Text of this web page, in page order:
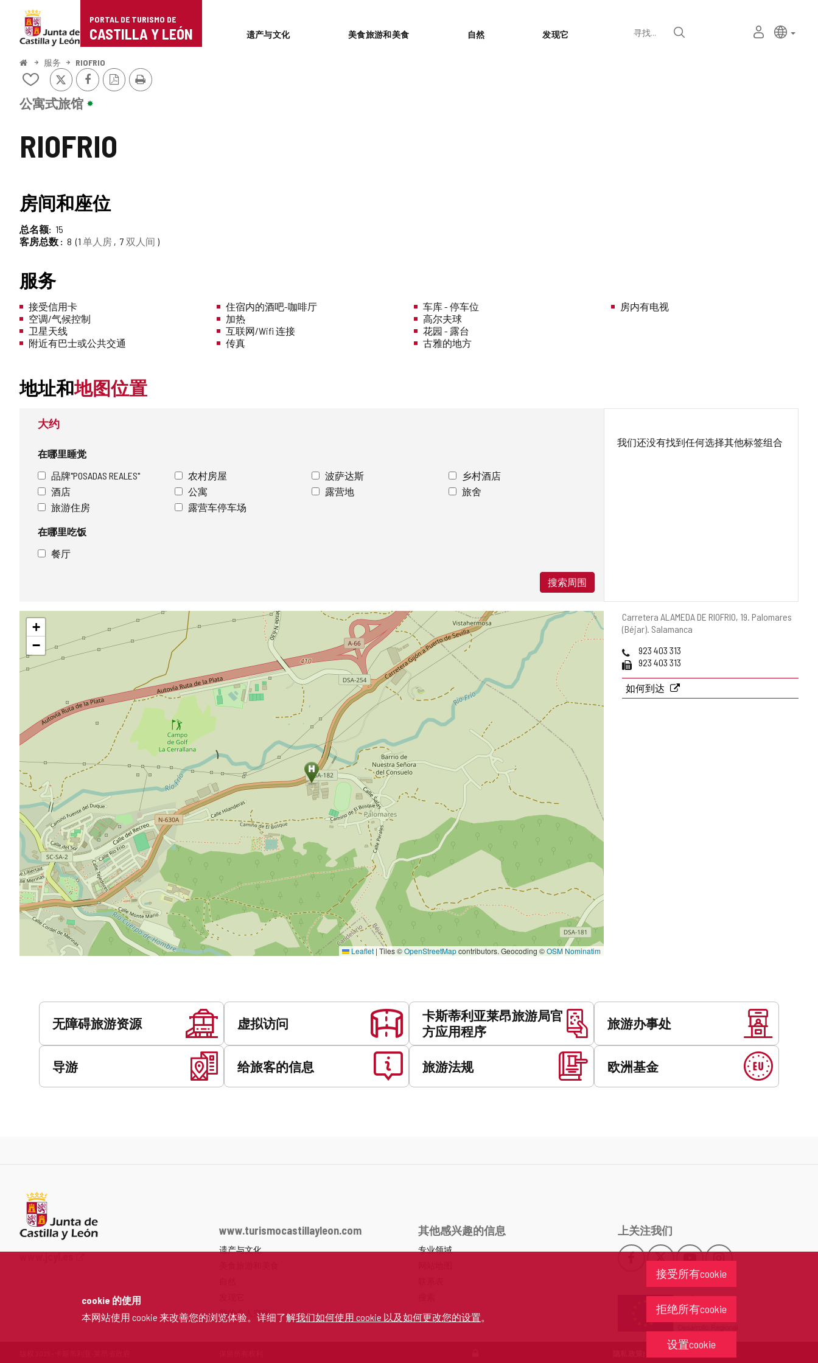
cookie 的使用
本网站使用 cookie 来改善您的浏览体验。详细了解我们如何使用 cookie 以及如何更改您的设置。
接受所有cookie
拒绝所有cookie
设置cookie
Portal
de
Turismo
Castilla
León
PORTAL DE TURISMO DE
CASTILLA Y LEÓN 遗产与文化 美食旅游和美食 自然 发现它 寻找
语
言
主动语
中文
开
始
服务 RIOFRIO
RIOFRIO
从
的
笔
本
中
除
推
特
FacebookPDF
版
打
印
公寓式旅馆
房间和座位
总名额
15
客房总数
8 1 单人房 7 双人间
服务
接受信用卡
空调/气候控制
卫星天线
附近有巴士或公共交通
住宿内的酒吧-咖啡厅
加热
互联网/Wifi 连接
传真
车库 - 停车位
高尔夫球
花园 - 露台
古雅的地方
房内有电视
地址和地图位置
邮
寄
址
Carretera ALAMEDA DE RIOFRIO, 19. Palomares
(Béjar). Salamanca
电
话
923 403 313
传
923 403 313
如何到达
大约
在哪里睡觉
品牌"POSADAS REALES"
农村房屋 波萨达斯
乡村酒店
酒店
公寓 露营地
旅舍
旅游住房
露营车停车场
在哪里吃饭
餐厅
搜索周围
我们还没有找到任何选择其他标签组合
跳
图
+
−
Leaflet | Tiles ©OpenStreetMapcontributors. Geocoding ©OSM Nominatim
无障碍旅游资源 虚拟访问
卡斯蒂利亚莱昂旅游局官
方应用程序
旅游办事处
导游 给旅客的信息 旅游法规 欧洲基金
Junta
www.turismocastillayleon.com
遗产与文化
我的个人空间
其他感兴趣的信息
专业领域
上关注我们
此
链
接
会
打
开
个
新
此
链
接
会
打
开
个
新
此
链
接
会
打
开
新